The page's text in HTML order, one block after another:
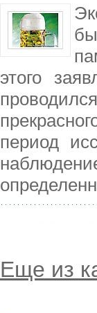
этого
период
Еще из